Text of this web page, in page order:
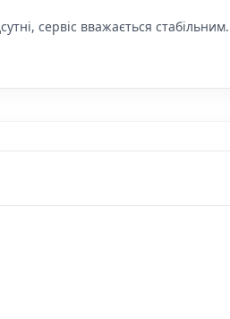
сервіс вважається стабільним.